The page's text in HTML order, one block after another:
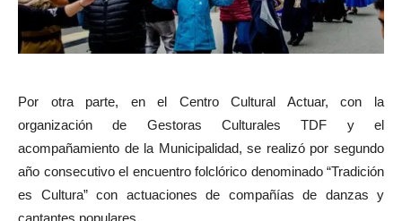
Por otra parte, en el Centro Cultural Actuar, con la
organización de Gestoras Culturales TDF y el
acompañamiento de la Municipalidad, se realizó por segundo
año consecutivo el encuentro folclórico denominado “Tradición
es Cultura” con actuaciones de compañías de danzas y
cantantes populares.